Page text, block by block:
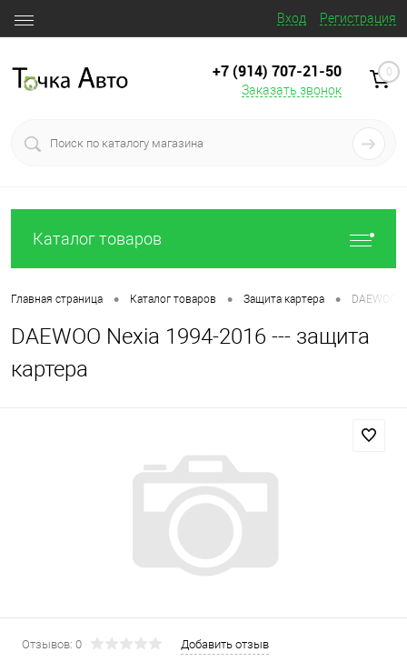
Вход Регистрация
+7 (914) 707‒21‒50
Заказать звонок
0
Каталог товаров
Главная страница • Каталог товаров • Защита картера • DAEWOO
DAEWOO Nexia 1994-2016 --- защита
картера
Отзывов: 0
Добавить отзыв